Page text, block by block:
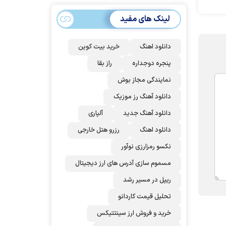
لینک های مفید
دانلود اهنگ
خرید بیت کوین
پنجره دوجداره
راز بقا
نمایندگی مجاز بوش
دانلود آهنگ رز‌ موزیک
دانلود آهنگ جدید
آلپاری
دانلود اهنگ
رزرو هتل خارجی
نکسو رمزارزی نوآور
مسموم سازی آدرس های ارز دیجیتال
ریپل در مسیر رشد
تحلیل قیمت کاردانو
خرید و فروش ارز سینتتیکس